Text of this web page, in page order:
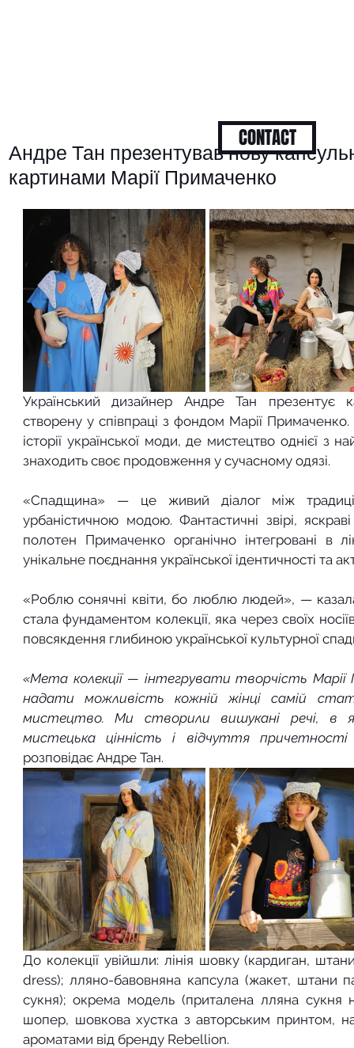
Андре Тан презентував нову
картинами Марії Примаченко
Український дизайнер Андре Тан презентує
створену у співпраці з фондом Марії Примаченко.
історії української моди, де мистецтво однієї з
знаходить своє продовження у сучасному одязі.
«Спадщина» — це живий діалог між
урбаністичною модою. Фантастичні звірі,
полотен Примаченко органічно інтегровані в
унікальне поєднання української ідентичності та
«Роблю сонячні квіти, бо люблю людей», —
стала фундаментом колекції, яка через своїх
повсякдення глибиною української культурної
«Мета колекції — інтегрувати творчість
надати можливість кожній жінці самій
мистецтво. Ми створили вишукані речі, в
мистецька цінність і відчуття причетності
розповідає Андре Тан.
До колекції увійшли: лінія шовку (кардиган,
dress); лляно-бавовняна капсула (жакет, штани
сукня); окрема модель (приталена лляна сукня
шопер, шовкова хустка з авторським принтом,
ароматами від бренду Rebellion.
CONTACT